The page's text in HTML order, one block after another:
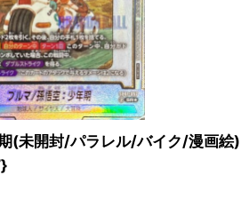
(未開封/パラレル/バイク/漫画絵)